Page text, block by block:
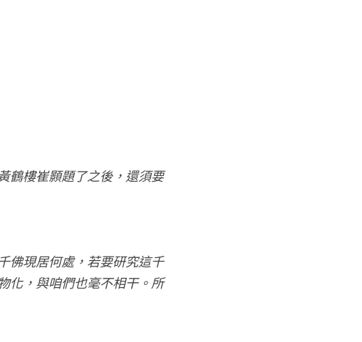
鶴樓崔顥題了之後，還須要
佛現居何處，若要研究這千
化，與咱們也毫不相干。所